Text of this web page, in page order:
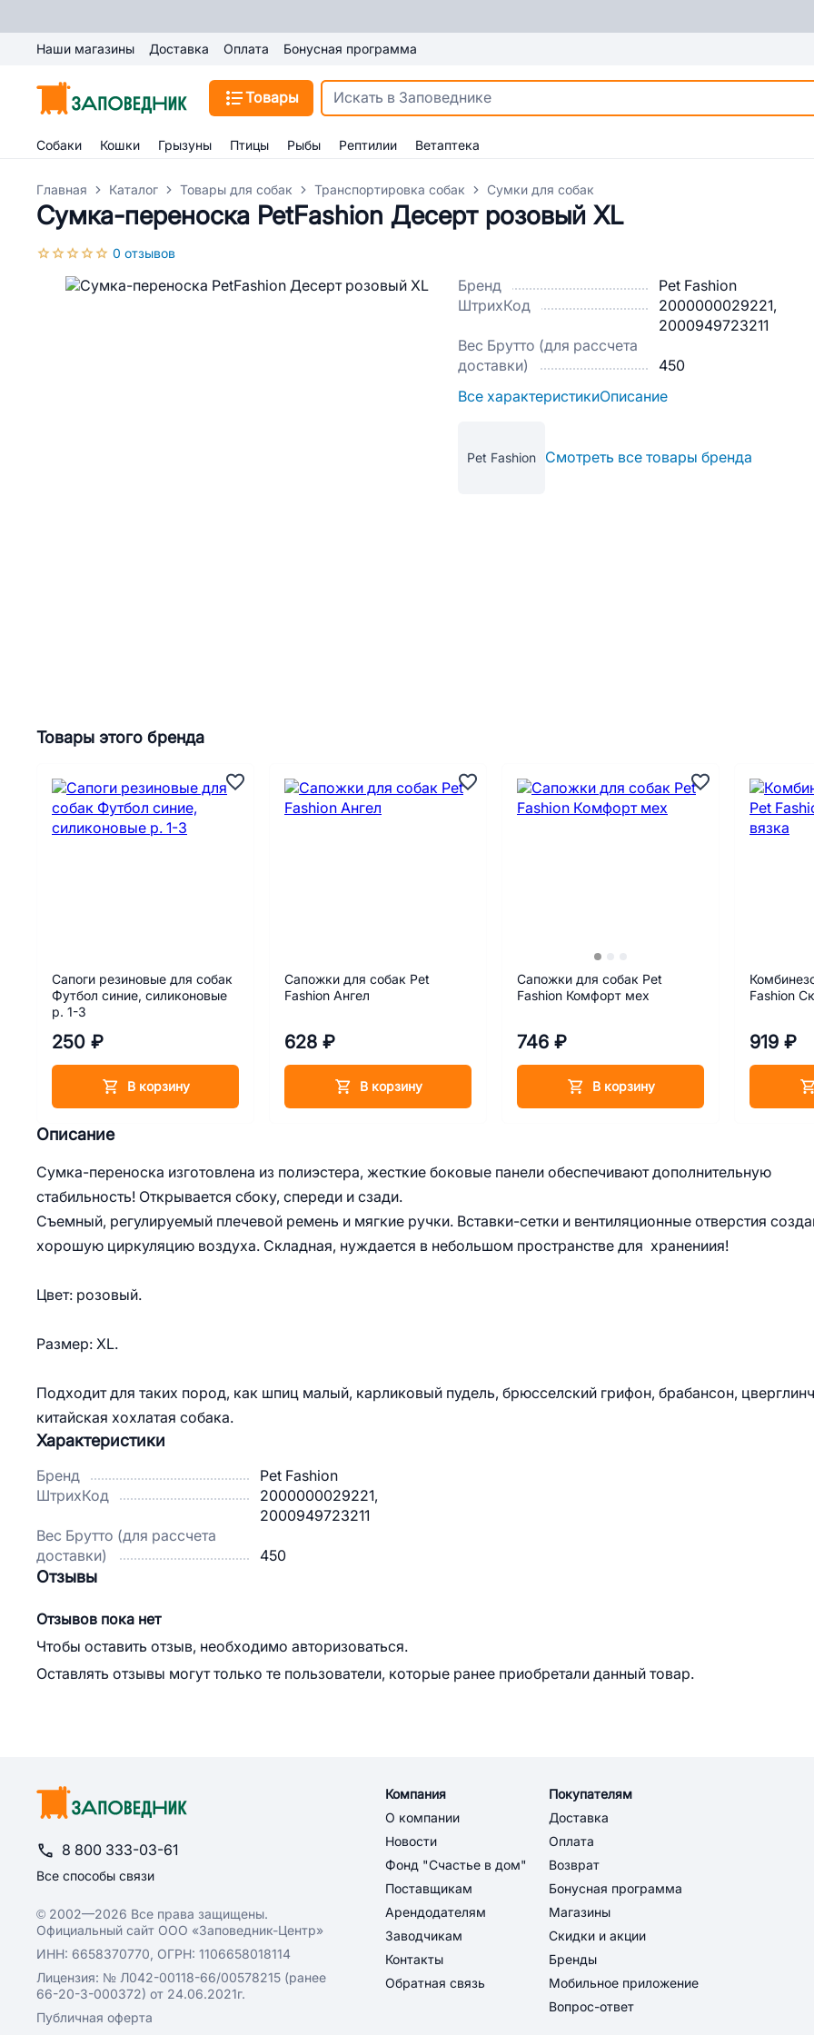
Наши магазины Доставка Оплата Бонусная программа
Товары
Собаки Кошки Грызуны Птицы Рыбы Рептилии Ветаптека
Главная Каталог Товары для собак Транспортировка собак Сумки для собак
Сумка-переноска PetFashion Десерт розовый ХL
0 отзывов
Бренд
Pet Fashion
ШтрихКод
2000000029221,
2000949723211
Вес Брутто (для рассчета
доставки)
450
Все характеристикиОписание
Pet Fashion Смотреть все товары бренда
Описание
Сумка-переноска изготовлена из полиэстера, жесткие боковые панели обеспечивают дополнительную
стабильность! Открывается сбоку, спереди и сзади.
Съемный, регулируемый плечевой ремень и мягкие ручки. Вставки-сетки и вентиляционные отверстия
хорошую циркуляцию воздуха. Складная, нуждается в небольшом пространстве для хранениия!
Цвет: розовый.
Размер: ХL.
Подходит для таких пород, как шпиц малый, карликовый пудель, брюсселский грифон, брабансон,
китайская хохлатая собака.
Товары этого бренда
Сапоги резиновые для собак
Футбол синие, силиконовые
р. 1-3
250 ₽
В корзину
Сапожки для собак Pet
Fashion Ангел
628 ₽
В корзину
Сапожки для собак Pet
Fashion Комфорт мех
746 ₽
В корзину
Fashion
919 ₽
Характеристики
Бренд
Pet Fashion
ШтрихКод
2000000029221,
2000949723211
Вес Брутто (для рассчета
доставки)
450
Отзывы
Отзывов пока нет
Чтобы оставить отзыв, необходимо авторизоваться.
Оставлять отзывы могут только те пользователи, которые ранее приобретали данный товар.
8 800 333-03-61
Все способы связи
© 2002—2026 Все права защищены.
Официальный сайт ООО «Заповедник-Центр»
ИНН: 6658370770, ОГРН: 1106658018114
Лицензия: № Л042-00118-66/00578215 (ранее
66-20-3-000372) от 24.06.2021г.
Публичная оферта
Компания
О компании
Новости
Фонд "Счастье в дом"
Поставщикам
Арендодателям
Заводчикам
Контакты
Обратная связь
Покупателям
Доставка
Оплата
Возврат
Бонусная программа
Магазины
Скидки и акции
Бренды
Мобильное приложение
Вопрос-ответ